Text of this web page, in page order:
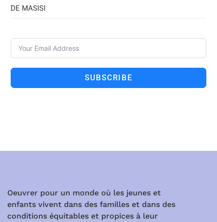
DE MASISI
SUBSCRIBE
Oeuvrer pour un monde où les jeunes et
enfants vivent dans des familles et dans des
conditions équitables et propices à leur